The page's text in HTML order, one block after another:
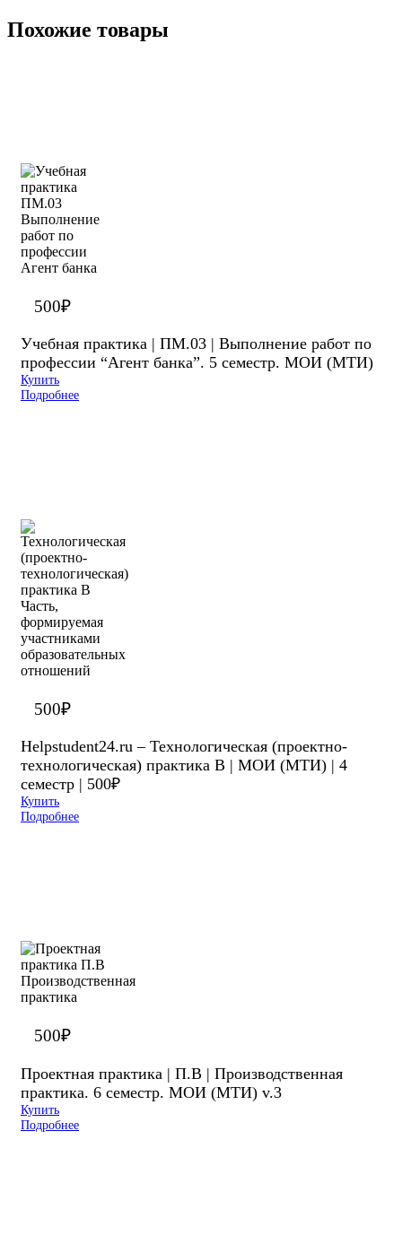
Похожие товары
500₽
Учебная практика | ПМ.03 | Выполнение работ по
профессии “Агент банка”. 5 семестр. МОИ (МТИ)
Купить
Подробнее
500₽
Helpstudent24.ru – Технологическая (проектно-
технологическая) практика В | МОИ (МТИ) | 4
семестр | 500₽
Купить
Подробнее
500₽
Проектная практика | П.В | Производственная
практика. 6 семестр. МОИ (МТИ) v.3
Купить
Подробнее